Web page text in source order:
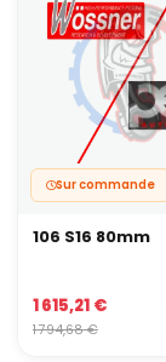
Sur commande
106 S16 80mm
1 615,21 €
1 794,68 €